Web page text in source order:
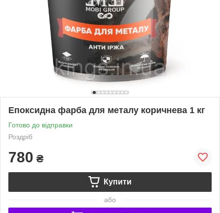
Епоксидна фарба для металу коричнева 1 кг
Готово до відправки
Роздріб
780 ₴
Купити
або